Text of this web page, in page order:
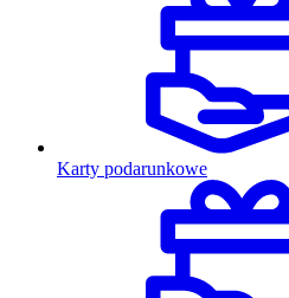
Karty podarunkowe